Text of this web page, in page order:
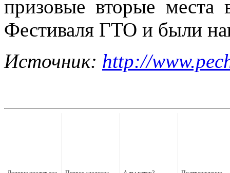
призовые вторые места
Фестиваля ГТО и были
Источник: http://